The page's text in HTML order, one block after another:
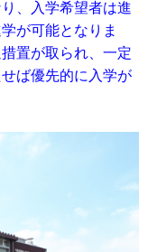
、入学希望者は進
が可能となりま
置が取られ、一定
ば優先的に入学が